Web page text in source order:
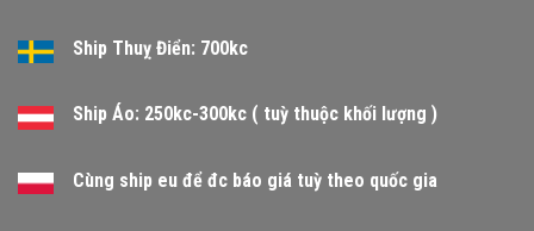
Ship Thuỵ Điển: 700kc
Ship Áo: 250kc-300kc ( tuỳ thuộc khối lượng )
Cùng ship eu để đc báo giá tuỳ theo quốc gia